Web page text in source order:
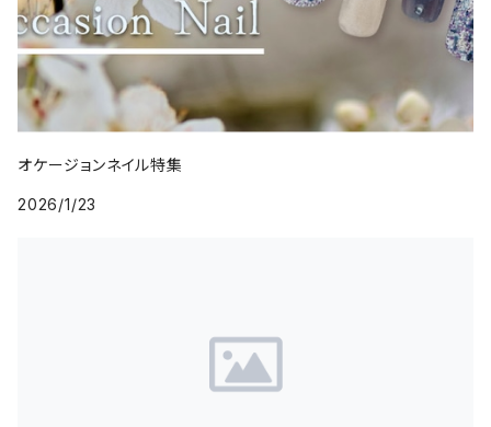
オケージョンネイル特集
2026/1/23